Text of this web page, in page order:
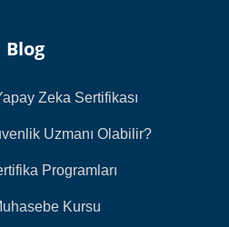
Blog
Zeka Sertifikası
Uzmanı Olabilir?
Programları
Kursu